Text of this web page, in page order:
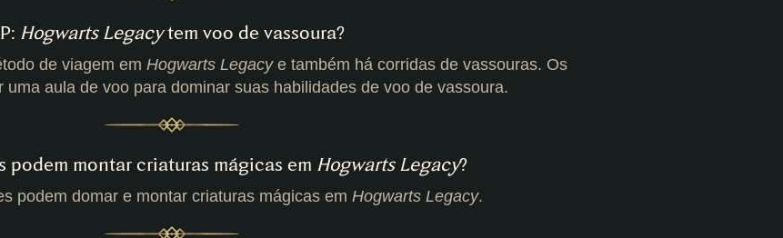
P: Hogwarts Legacytem voo de vassoura?
de viagem em Hogwarts Legacye também há corridas de vassouras. Os
uma aula de voo para dominar suas habilidades de voo de vassoura.
podem montar criaturas mágicas em Hogwarts Legacy?
podem domar e montar criaturas mágicas em Hogwarts Legacy.